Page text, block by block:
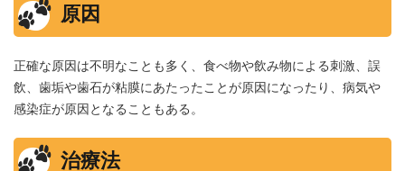
原因
正確な原因は不明なことも多く、食べ物や飲み物による刺激、誤
飲、歯垢や歯石が粘膜にあたったことが原因になったり、病気や
感染症が原因となることもある。
治療法